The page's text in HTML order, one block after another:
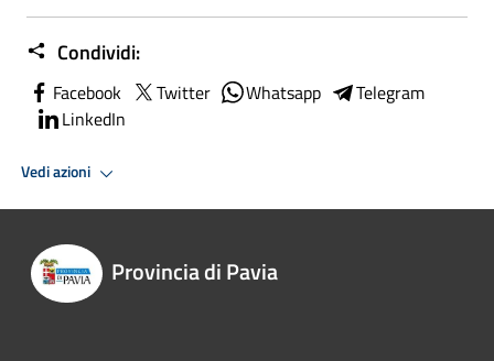
Condividi:
Facebook Twitter Whatsapp
Telegram
LinkedIn
Vedi azioni
Provincia di Pavia